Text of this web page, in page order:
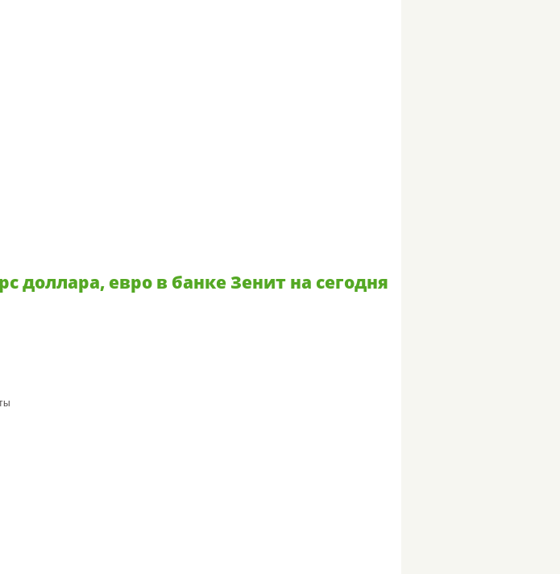
доллара, евро в банке Зенит на сегодня